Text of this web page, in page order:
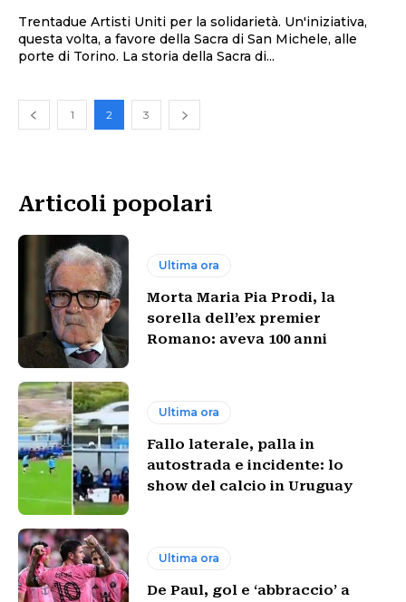
Trentadue Artisti Uniti per la solidarietà. Un'iniziativa,
questa volta, a favore della Sacra di San Michele, alle
porte di Torino. La storia della Sacra di...
1 2 3
Articoli popolari
Ultima ora
Morta Maria Pia Prodi, la
sorella dell’ex premier
Romano: aveva 100 anni
Ultima ora
Fallo laterale, palla in
autostrada e incidente: lo
show del calcio in Uruguay
Ultima ora
De Paul, gol e ‘abbraccio’ a